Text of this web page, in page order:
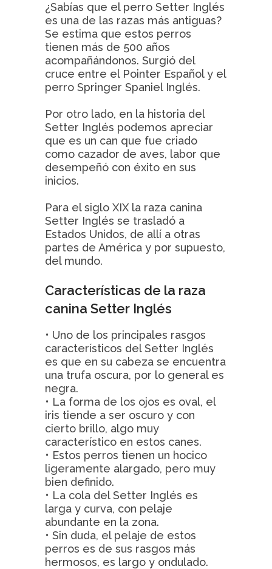
¿Sabías que el perro Setter Inglés
es una de las razas más antiguas?
Se estima que estos perros
tienen más de 500 años
acompañándonos. Surgió del
cruce entre el Pointer Español y el
perro Springer Spaniel Inglés.
Por otro lado, en la historia del
Setter Inglés podemos apreciar
que es un can que fue criado
como cazador de aves, labor que
desempeñó con éxito en sus
inicios.
Para el siglo XIX la raza canina
Setter Inglés se trasladó a
Estados Unidos, de allí a otras
partes de América y por supuesto,
del mundo.
Características de la raza
canina Setter Inglés
• Uno de los principales rasgos
característicos del Setter Inglés
es que en su cabeza se encuentra
una trufa oscura, por lo general es
negra.
• La forma de los ojos es oval, el
iris tiende a ser oscuro y con
cierto brillo, algo muy
característico en estos canes.
• Estos perros tienen un hocico
ligeramente alargado, pero muy
bien definido.
• La cola del Setter Inglés es
larga y curva, con pelaje
abundante en la zona.
• Sin duda, el pelaje de estos
perros es de sus rasgos más
hermosos, es largo y ondulado.